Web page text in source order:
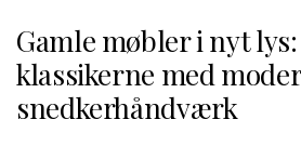
Gamle møbler i nyt
klassikerne med
snedkerhåndværk